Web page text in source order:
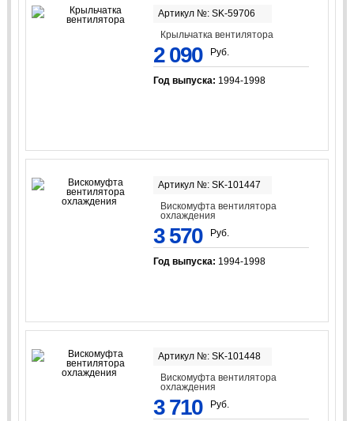
Артикул №: SK-59706
Крыльчатка вентилятора
2 090 Руб.
Год выпуска: 1994-1998
Артикул №: SK-101447
Вискомуфта вентилятора
охлаждения
3 570 Руб.
Год выпуска: 1994-1998
Артикул №: SK-101448
Вискомуфта вентилятора
охлаждения
3 710 Руб.